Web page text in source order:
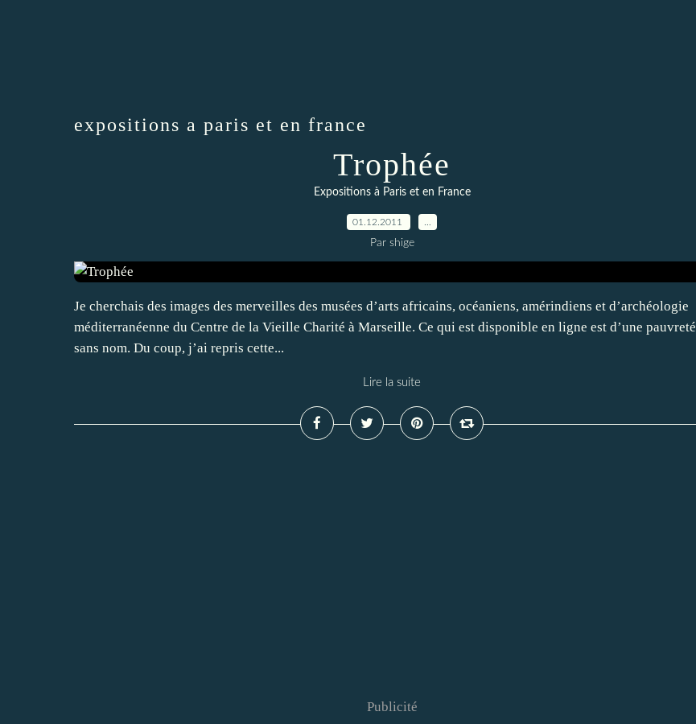
expositions a paris et en france
Trophée
Expositions à Paris et en France
01.12.2011
Par shige
Je cherchais des images des merveilles des musées d’arts africains, océaniens, amérindiens et d’archéologie
méditerranéenne du Centre de la Vieille Charité à Marseille. Ce qui est disponible en ligne est d’une pauvreté
sans nom. Du coup, j’ai repris cette...
Lire la suite
Publicité